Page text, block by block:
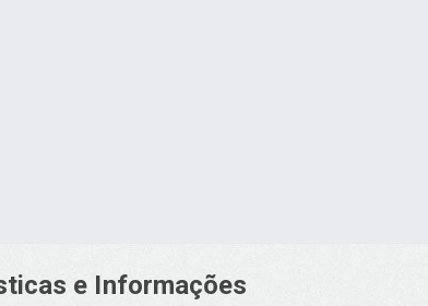
e Informações